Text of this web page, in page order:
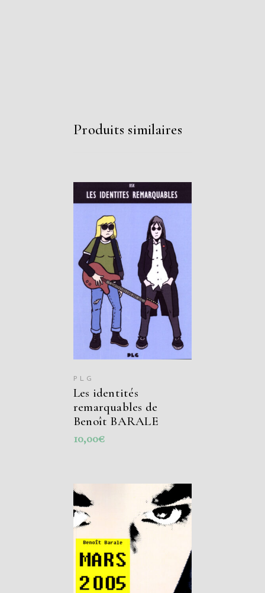
Produits similaires
AJOUTER AU
PANIER
PLG
Les identités
remarquables de
Benoît BARALE
10,00€
AJOUTER AU
PANIER